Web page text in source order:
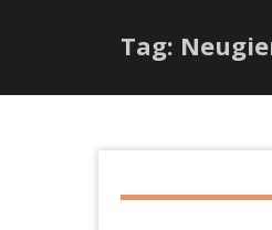
Tag: